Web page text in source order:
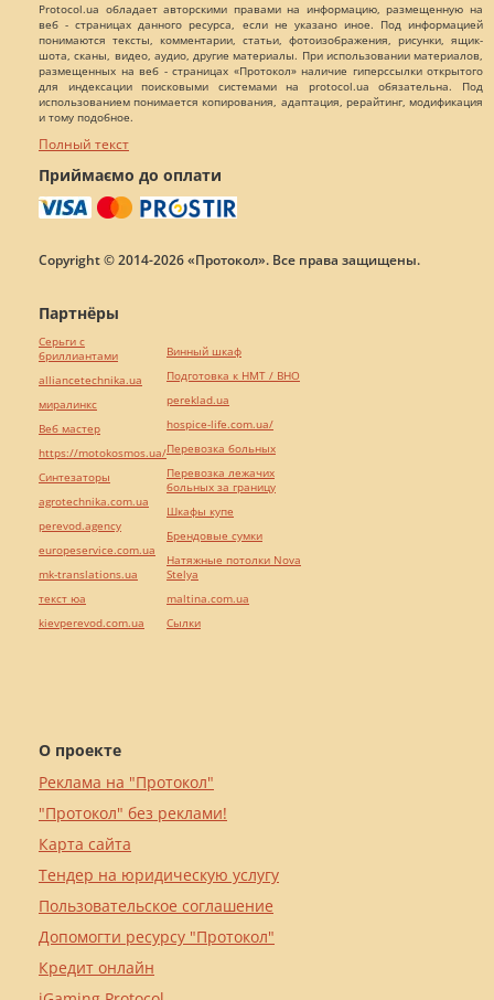
Protocol.ua обладает авторскими правами на информацию, размещенную на
веб - страницах данного ресурса, если не указано иное. Под информацией
понимаются тексты, комментарии, статьи, фотоизображения, рисунки, ящик-
шота, сканы, видео, аудио, другие материалы. При использовании материалов,
размещенных на веб - страницах «Протокол» наличие гиперссылки открытого
для индексации поисковыми системами на protocol.ua обязательна. Под
использованием понимается копирования, адаптация, рерайтинг, модификация
и тому подобное.
Полный текст
Приймаємо до оплати
Copyright © 2014-2026 «Протокол». Все права защищены.
О проекте
Реклама на "Протокол"
"Протокол" без реклами!
Карта сайта
Тендер на юридическую услугу
Пользовательское соглашение
Допомогти ресурсу "Протокол"
Кредит онлайн
Партнёры
Серьги с
бриллиантами
alliancetechnika.ua
миралинкс
Веб мастер
https://motokosmos.ua/
Синтезаторы
agrotechnika.com.ua
perevod.agency
europeservice.com.ua
mk-translations.ua
текст юа
kievperevod.com.ua
Винный шкаф
Подготовка к НМТ / ВНО
pereklad.ua
hospice-life.com.ua/
Перевозка больных
Перевозка лежачих
больных за границу
Шкафы купе
Брендовые сумки
Натяжные потолки Nova
Stelya
maltina.com.ua
Cылки